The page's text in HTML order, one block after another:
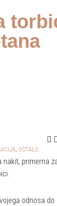
, OSTALO
primerna
odnosa do